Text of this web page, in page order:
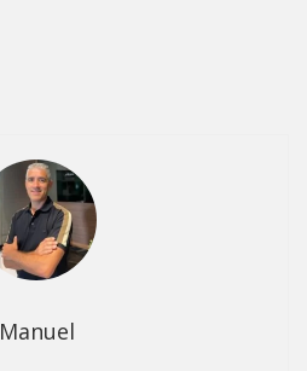
Manuel